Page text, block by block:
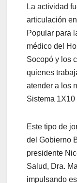
La actividad
articulación
Popular para
médico del
Socopó y los
quienes
atender a los
Sistema
Este tipo de
del Gobierno
presidente
Salud, Dra.
impulsando